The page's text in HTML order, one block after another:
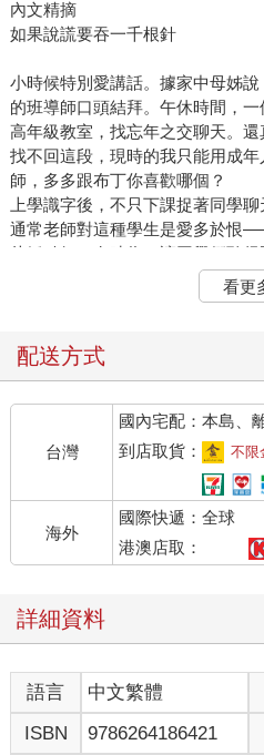
內文精摘
如果說謊要吞一千根針
小時候特別愛講話。據家中母姊
的班導師口頭結拜。午休時間，
高年級教室，找忘年之交聊天。
找不回這段，現時的我只能用成
師，多多跟布丁你喜歡哪個？
上學識字後，不只下課捉著同學
通常老師對這種學生是愛多於恨
片靜默好。有時為了讓同學們聽
今也不曉得老師們是否有發現，
小學某次下課後跟男同學嬉鬧，
天分，少惹我。」其實這沿海漁
校外教學時，遊覽車上坐在台北
紅色髮箍好有氣質，說話總是輕
的經驗，我說：「我也騎過馬，
看到。
除了向他人捏造不曾有過的體驗
中秋，住城裡的大伯一家，總會
從生火到備料，對一個每天吃阿
的一切都是體驗與刺激。有一年
忙工作，當然也不會有餘裕去安
爐炒一炒較實在。
我們幾個小孩從天明等到天暗，
依然望不到那輛熟悉的時髦休旅
看更
配送方式
台灣
國內宅配：本島、
到店取貨：
不限
海外
國際快遞：全球
港澳店取：
詳細資料
語言 中文繁體
ISBN
9786264186421